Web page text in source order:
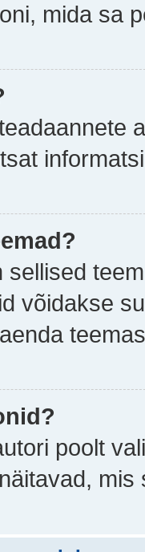
mida sa
sellised
võidakse
poolt
mis